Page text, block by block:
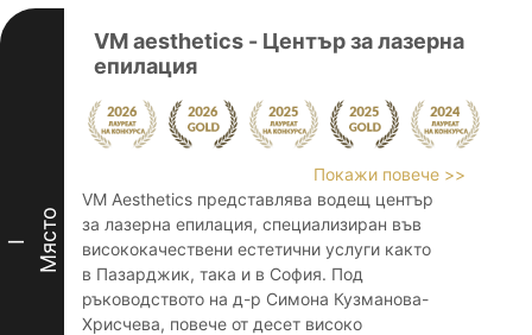
I Място
VM aesthetics - Център за лазерна
епилация
Покажи повече >>
VM Aesthetics представлява водещ център
за лазерна епилация, специализиран във
висококачествени естетични услуги както
в Пазарджик, така и в София. Под
ръководството на д-р Симона Кузманова-
Хрисчева, повече от десет високо